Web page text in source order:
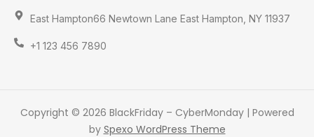
East Hampton66 Newtown Lane East Hampton, NY 11937
+1 123 456 7890
Copyright © 2026 BlackFriday – CyberMonday | Powered
by Spexo WordPress Theme